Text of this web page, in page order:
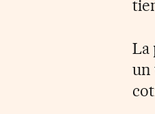
La
un